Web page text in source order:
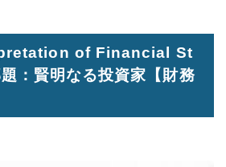
of Financial St
題：賢明なる投資家【財務